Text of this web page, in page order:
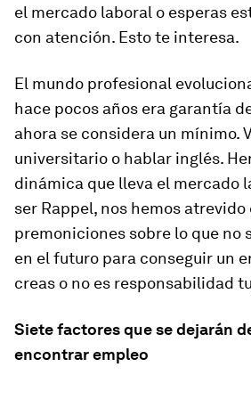
el mercado laboral o esperas
con atención. Esto te interesa.
El mundo profesional
hace pocos años era garantía
ahora se considera un mínimo.
universitario o hablar inglés.
dinámica que lleva el mercado
ser Rappel, nos hemos atrevido
premoniciones sobre lo que no
en el futuro para conseguir un
creas o no es responsabilidad
Siete factores que se dejarán
encontrar empleo